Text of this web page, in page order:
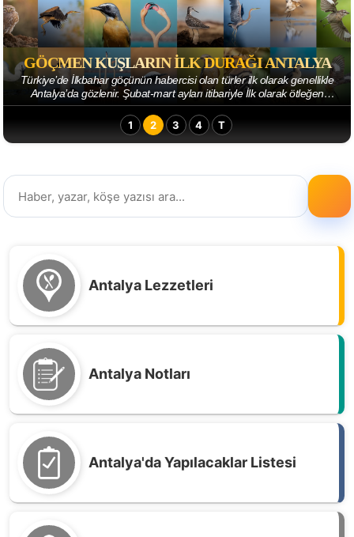
GÖÇMEN KUŞLARIN ILK DURAĞI ANTALYA
Türkiye’de İlkbahar göçünün habercisi olan türler ilk olarak genellikle
Antalya’da gözlenir. Şubat-mart ayları itibariyle İlk olarak ötleğen
türleri görülmey...
1
2 3 4 T
Antalya Lezzetleri
Antalya Notları
Antalya'da Yapılacaklar Listesi